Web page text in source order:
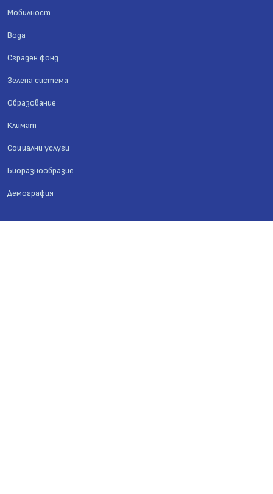
Мобилност
Вода
Сграден фонд
Зелена система
Образование
Климат
Социални услуги
Биоразнообразие
Демография